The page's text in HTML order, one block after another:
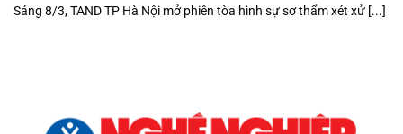
Sáng 8/3, TAND TP Hà Nội mở phiên tòa hình sự sơ thẩm xét xử [...]